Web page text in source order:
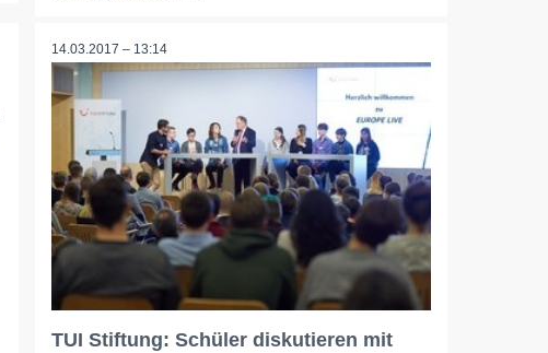
14.03.2017 – 13:14
TUI Stiftung: Schüler diskutieren mit